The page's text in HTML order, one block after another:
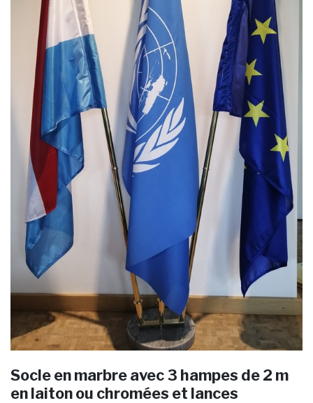
Socle en marbre avec 3 hampes de 2 m
en laiton ou chromées et lances